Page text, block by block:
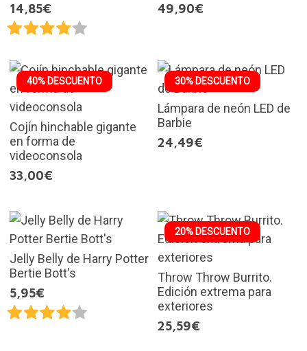
14,85€
49,90€
40% DESCUENTO
Cojín hinchable gigante
en forma de
videoconsola
33,00€
30% DESCUENTO
Lámpara de neón LED de
Barbie
24,49€
Jelly Belly de Harry Potter
Bertie Bott's
5,95€
20% DESCUENTO
Throw Throw Burrito.
Edición extrema para
exteriores
25,59€